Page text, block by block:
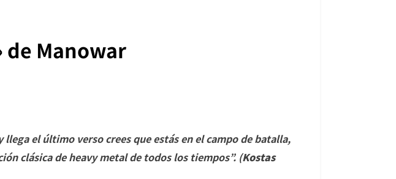
de Manowar
el último verso crees que estás en el campo de batalla,
clásica de heavy metal de todos los tiempos”. (Kostas